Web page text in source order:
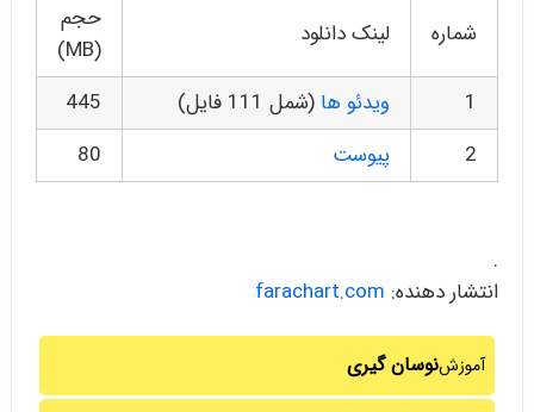
شماره لینک دانلود
حجم
(MB)
1
ویدئو ها (شمل 111 فایل)
445
2
پیوست 80
.
انتشار دهنده: farachart.com
آموزشنوسان گیری